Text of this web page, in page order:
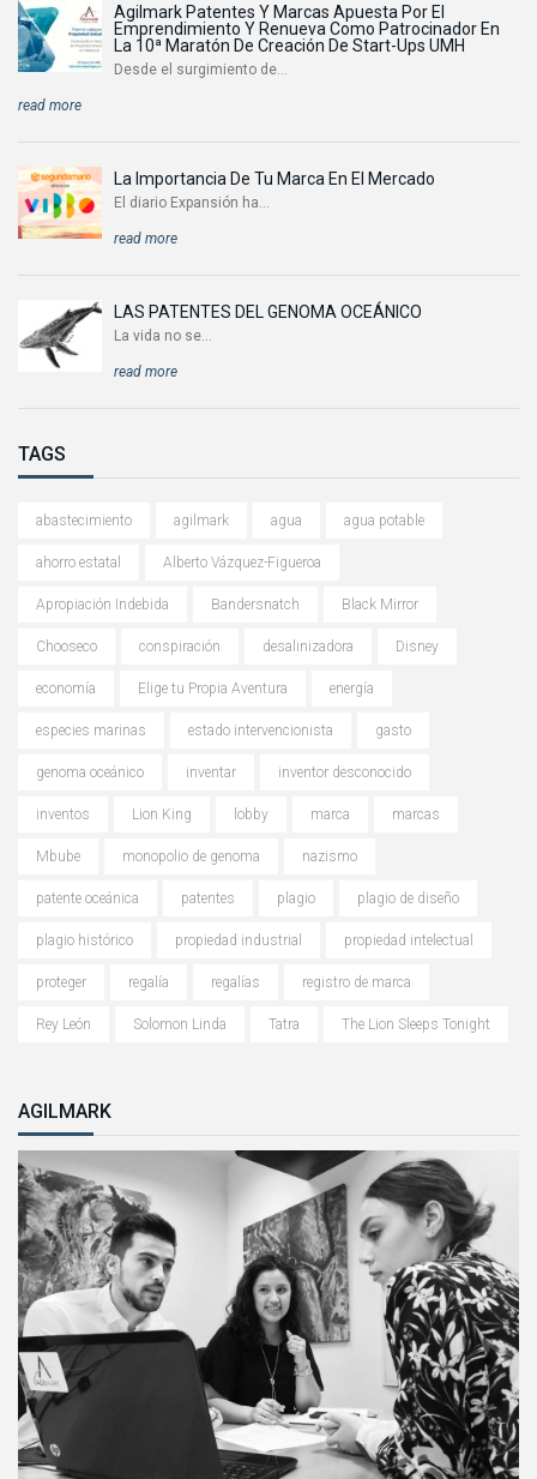
Agilmark Patentes Y Marcas Apuesta Por El
Emprendimiento Y Renueva Como Patrocinador En
La 10ª Maratón De Creación De Start-Ups UMH
Desde el surgimiento de...
read more
La Importancia De Tu Marca En El Mercado
El diario Expansión ha...
read more
LAS PATENTES DEL GENOMA OCEÁNICO
La vida no se...
read more
TAGS
abastecimiento agilmark agua agua potable
ahorro estatal Alberto Vázquez-Figueroa
Apropiación Indebida Bandersnatch Black Mirror
Chooseco conspiración desalinizadora Disney
economía Elige tu Propia Aventura energía
especies marinas estado intervencionista gasto
genoma oceánico inventar inventor desconocido
inventos Lion King lobby marca marcas
Mbube monopolio de genoma nazismo
patente oceánica patentes plagio plagio de diseño
plagio histórico propiedad industrial propiedad intelectual
proteger regalía regalías registro de marca
Rey León Solomon Linda Tatra The Lion Sleeps Tonight
AGILMARK